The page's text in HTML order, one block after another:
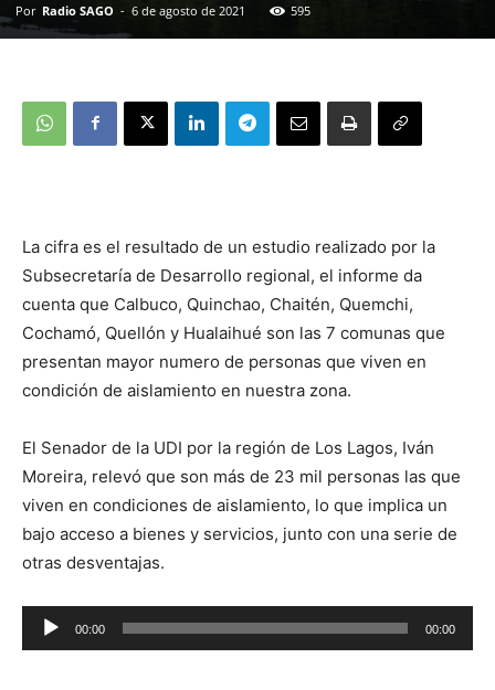
Por Radio SAGO - 6 de agosto de 2021 595
La cifra es el resultado de un estudio realizado por la
Subsecretaría de Desarrollo regional, el informe da
cuenta que Calbuco, Quinchao, Chaitén, Quemchi,
Cochamó, Quellón y Hualaihué son las 7 comunas que
presentan mayor numero de personas que viven en
condición de aislamiento en nuestra zona.
El Senador de la UDI por la región de Los Lagos, Iván
Moreira, relevó que son más de 23 mil personas las que
viven en condiciones de aislamiento, lo que implica un
bajo acceso a bienes y servicios, junto con una serie de
otras desventajas.
Reproductor
de
00:00 00:00